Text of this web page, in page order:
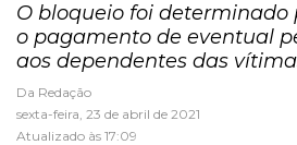
O bloqueio foi determinado
o pagamento de eventual
aos dependentes das
Da Redação
sexta-feira, 23 de abril de 2021
Atualizado às 17:09